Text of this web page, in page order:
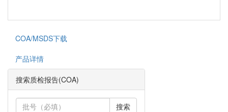
COA/MSDS下载
产品详情
搜索质检报告(COA)
搜索